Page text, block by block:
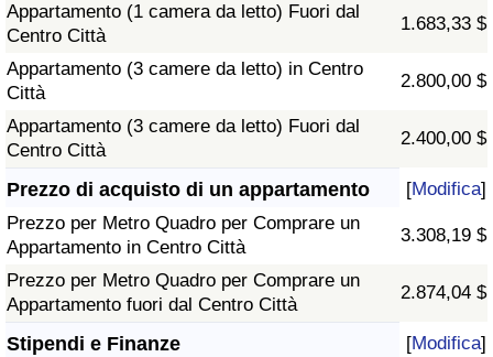
Appartamento (1 camera da letto) Fuori dal
Centro Città
1.683,33 $
Appartamento (3 camere da letto) in Centro
Città
2.800,00 $
Appartamento (3 camere da letto) Fuori dal
Centro Città
2.400,00 $
Prezzo di acquisto di un appartamento [Modifica]
Prezzo per Metro Quadro per Comprare un
Appartamento in Centro Città
3.308,19 $
Prezzo per Metro Quadro per Comprare un
Appartamento fuori dal Centro Città
2.874,04 $
Stipendi e Finanze [Modifica]
Indice del Costo della Vita per Nazione
ad Aqaba
Indice del Prezzo delle Case per Nazione
Indice della qualità della vita per Paese
Criminalità
Indice del Tasso di Criminalità (Corrente)
Indice della Criminalità
Indice di criminalità per paese
Assistenza Sanitaria